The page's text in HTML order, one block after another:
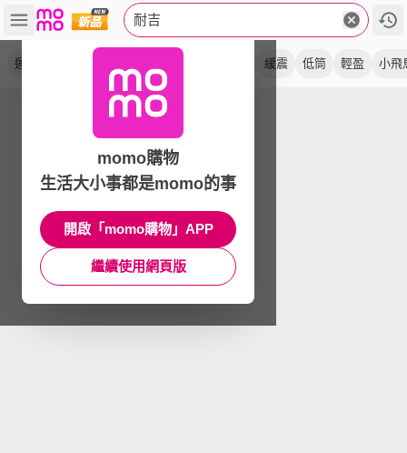
耐吉
運動鞋 緩震 低筒 輕盈 小飛
momo購物
生活大小事都是momo的事
開啟「momo購物」APP
繼續使用網頁版